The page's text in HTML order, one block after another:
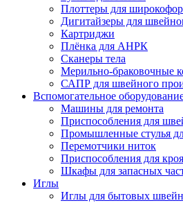
Плоттеры для
Дигитайзеры для
Картриджи
Плёнка для АНРК
Сканеры тела
Мерильно-браковочные
САПР для швейного
Вспомогательное
Машины для ремонта
Приспособления для
Промышленные стулья
Перемотчики ниток
Приспособления для кроя
Шкафы для запасных
Иглы
Иглы для бытовых